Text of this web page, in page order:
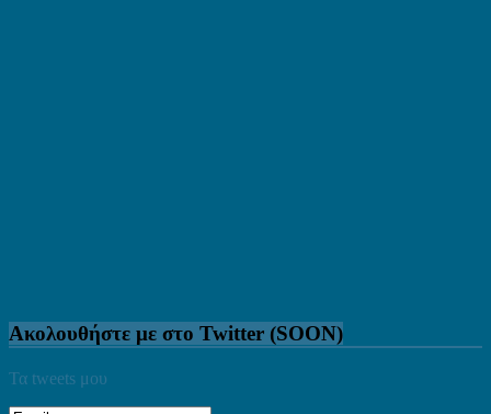
Ακολουθήστε με στο Twitter (SOON)
Τα tweets μου